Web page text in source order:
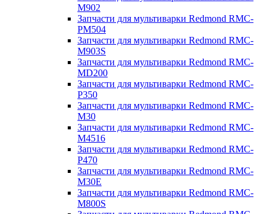
M902
Запчасти для мультиварки Redmond RMC-
PM504
Запчасти для мультиварки Redmond RMC-
M903S
Запчасти для мультиварки Redmond RMC-
MD200
Запчасти для мультиварки Redmond RMC-
P350
Запчасти для мультиварки Redmond RMC-
M30
Запчасти для мультиварки Redmond RMC-
M4516
Запчасти для мультиварки Redmond RMC-
P470
Запчасти для мультиварки Redmond RMC-
M30E
Запчасти для мультиварки Redmond RMC-
M800S